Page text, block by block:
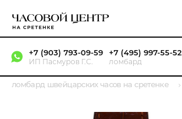
+7 (903) 793-09-59
ИП Пасмуров Г.С.
+7 (495) 997-55-52
ломбард
ломбард швейцарских часов на сретенке